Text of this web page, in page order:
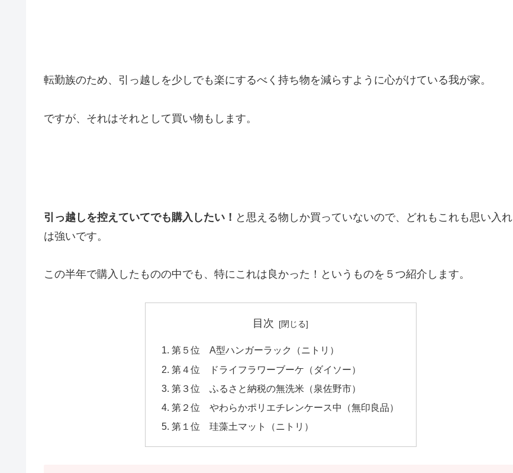
転勤族のため、引っ越しを少しでも楽にするべく持ち物を減らすように心がけている我が家。
ですが、それはそれとして買い物もします。
引っ越しを控えていてでも購入したい！ と思える物しか買っていないので、どれもこれも思い入れ
は強いです。
この半年で購入したものの中でも、特にこれは良かった！というものを５つ紹介します。
目次
第５位 A型ハンガーラック（ニトリ）
第４位 ドライフラワーブーケ（ダイソー）
第３位 ふるさと納税の無洗米（泉佐野市）
第２位 やわらかポリエチレンケース中（無印良品）
第１位 珪藻土マット（ニトリ）